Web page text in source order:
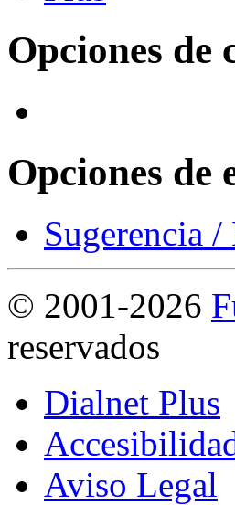
Opciones
Opciones de
Sugerencia /
© 2001-2026
reservados
Dialnet Plus
Aviso Legal